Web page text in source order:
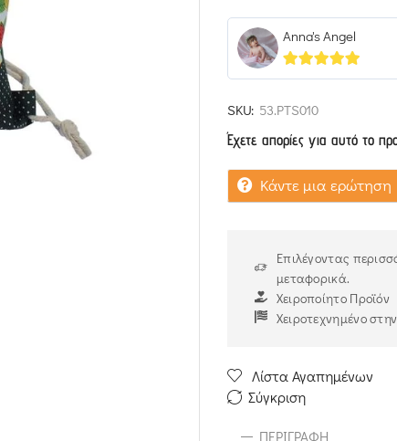
Anna's Angel
5out of 5
SKU: 53.PTS010
Έχετε απορίες για αυτό το
Κάντε μια ερώτηση
Επιλέγοντας
μεταφορικά.
Χειροποίητο Προϊόν
Χειροτεχνημένο
Λίστα Αγαπημένων
Σύγκριση
ΠΕΡΙΓΡΑΦΉ